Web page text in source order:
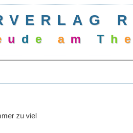
u d e a m T h e
zu viel